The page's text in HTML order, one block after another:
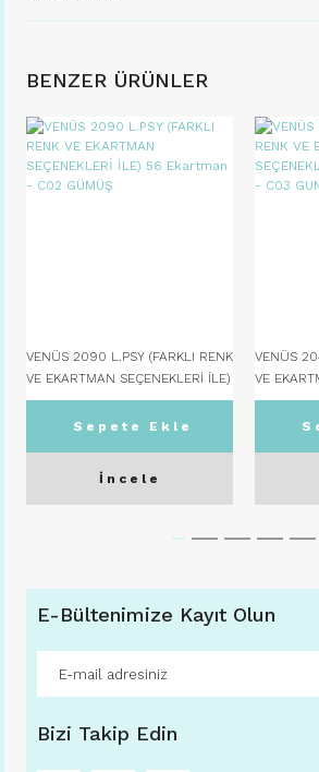
BENZER ÜRÜNLER
VENÜS 2090 L.PSY (FARKLI RENK
VE EKARTMAN SEÇENEKLERİ İLE)
56 Ekartman - C02 GÜMÜŞ
Sepete Ekle
İncele
VENÜS
VE
55
E-Bültenimize Kayıt Olun
Bizi Takip Edin